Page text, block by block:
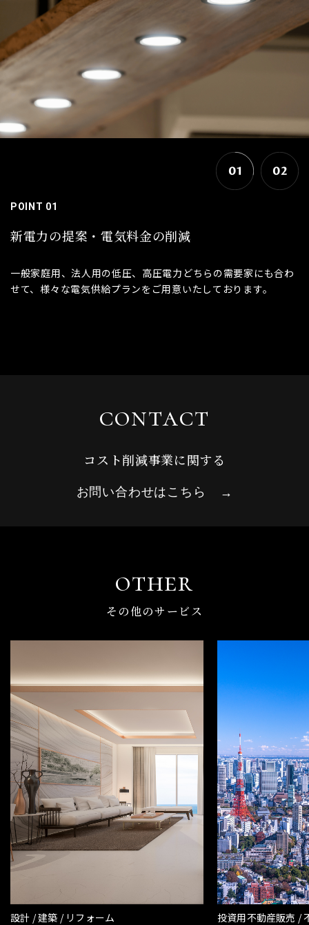
01 02
POINT 01
新電力の提案・電気料金の削減
一般家庭用、法人用の低圧、高圧電力どちらの需要家にも合わ
せて、様々な電気供給プランをご用意いたしております。
contact
コスト削減事業に関する
お問い合わせはこちら →
other
その他のサービス
設計 / 建築 / リフォーム 投資用不動産販売 /